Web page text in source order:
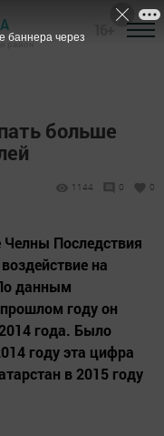
район
больше
1144 0 0
Последствия
на
данным
прошлом году он
года. Было
году эта цифра
в 2015 году
баннера через